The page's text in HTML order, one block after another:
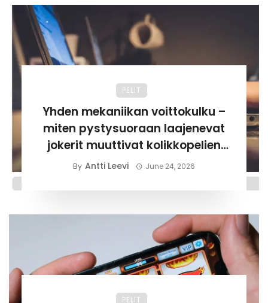
PELIT
Yhden mekaniikan voittokulku –
miten pystysuoraan laajenevat
jokerit muuttivat kolikkopelien
historian suunnan
By Antti Leevi June 24, 2026
PELIT